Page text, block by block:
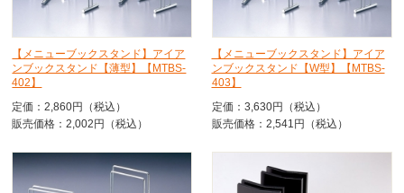
【メニューブックスタンド】アイア
ンブックスタンド【薄型】【MTBS-
402】
定価：2,860円（税込）
販売価格：2,002円（税込）
【メニューブックスタンド】アイア
ンブックスタンド【W型】【MTBS-
403】
定価：3,630円（税込）
販売価格：2,541円（税込）